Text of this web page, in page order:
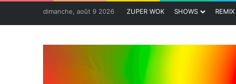
dimanche, août 9 2026 ZUPER WOK SHOWS REMIX